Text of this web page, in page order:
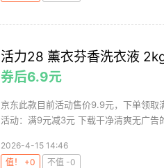
活力28 薰衣芬香洗衣液
券后6.9元
京东此款目前活动售价9.9元，下单领
活动：满9元减3元 下载干净清爽无广告
2026-4-15 14:46
值！ +0
不值 -0